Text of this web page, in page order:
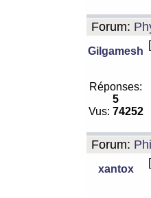
Forum:
Gilgamesh
[
Réponses:
5
Vus: 74252
Forum:
xantox
[